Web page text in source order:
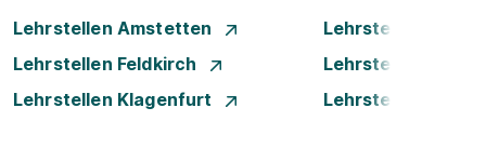
Lehrstellen Amstetten
Lehrstellen
Lehrstellen Feldkirch
Lehrstellen Graz
Lehrstellen Klagenfurt
Lehrstellen